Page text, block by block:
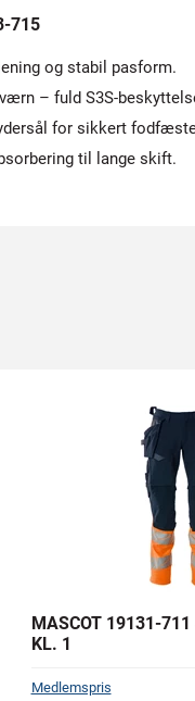
715
og stabil pasform.
– fuld S3S-
for sikkert
til lange skift.
MASCOT 19131-
KL. 1
Medlemspris